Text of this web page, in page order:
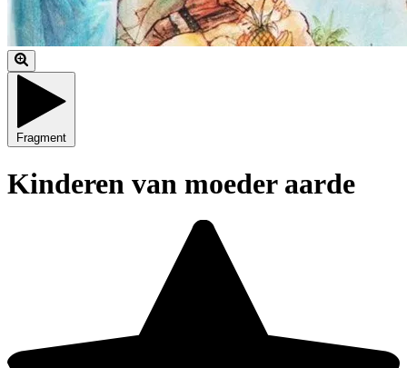
Fragment
Kinderen van moeder aarde